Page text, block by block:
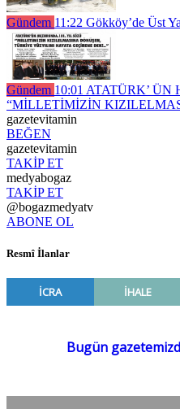
Gündem 11:22 Gökköy’de Üst
Gündem 10:01 ATATÜRK’ ÜN
“MİLLETİMİZİN
gazetevitamin
BEĞEN
gazetevitamin
TAKİP ET
medyabogaz
TAKİP ET
@bogazmedyatv
ABONE OL
Resmî İlanlar